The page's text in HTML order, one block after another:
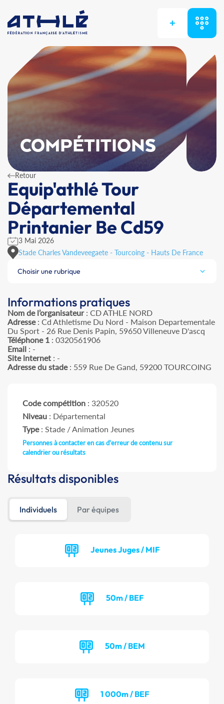
+
COMPÉTITIONS
Retour
Equip'athlé Tour
Départemental
Printanier Be Cd59
3 Mai 2026
Stade Charles Vandeveegaete - Tourcoing - Hauts De France
Choisir une rubrique
Informations pratiques
Nom de l’organisateur: CD ATHLE NORD
Adresse: Cd Athletisme Du Nord - Maison Departementale
Du Sport - 26 Rue Denis Papin, 59650 Villeneuve D'ascq
Téléphone 1 : 0320561906
Email : -
Site internet : -
Adresse du stade: 559 Rue De Gand, 59200 TOURCOING
Code compétition : 320520
Niveau : Départemental
Type: Stade / Animation Jeunes
Personnes à contacter en cas d'erreur de contenu sur
calendrier ou résultats
Résultats disponibles
Individuels Par équipes
Jeunes Juges / MIF
50m / BEF
50m / BEM
1 000m / BEF